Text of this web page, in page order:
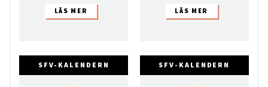
SFV-KALENDERN SFV-KALENDERN